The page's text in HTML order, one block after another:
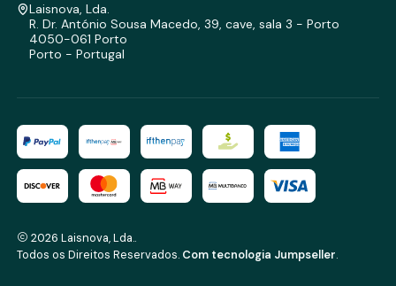
Laisnova, Lda.
R. Dr. António Sousa Macedo, 39, cave, sala 3 - Porto
4050-061 Porto
Porto - Portugal
2026 Laisnova, Lda..
Todos os Direitos Reservados. Com tecnologia Jumpseller.